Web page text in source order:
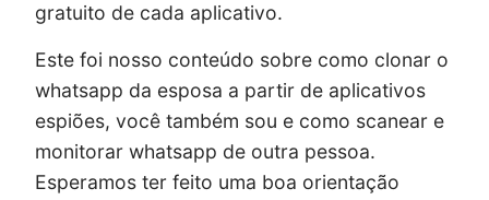
gratuito de cada aplicativo.
Este foi nosso conteúdo sobre como clonar o
whatsapp da esposa a partir de aplicativos
espiões, você também sou e como scanear e
monitorar whatsapp de outra pessoa.
Esperamos ter feito uma boa orientação